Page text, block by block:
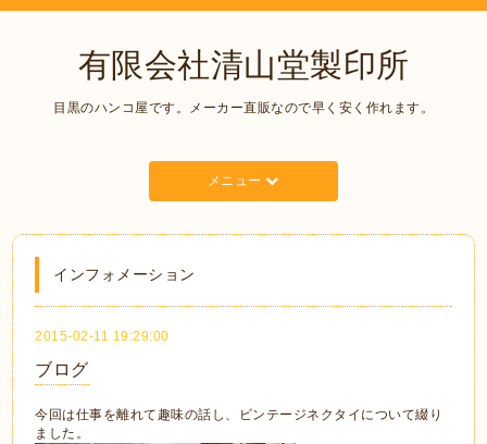
有限会社清山堂製印所
目黒のハンコ屋です。メーカー直販なので早く安く作れます。
メニュー
インフォメーション
2015-02-11 19:29:00
ブログ
今回は仕事を離れて趣味の話し、ビンテージネクタイについて綴り
ました。